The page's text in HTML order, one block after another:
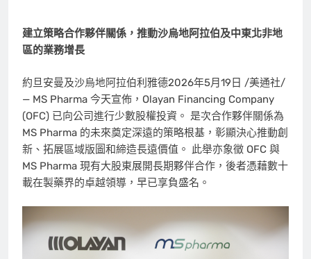
建立策略合作夥伴關係，推動沙烏地阿拉伯及中東北非地
區的業務增長
約旦安曼及沙烏地阿拉伯利雅德2026年5月19日 /美通社/
— MS Pharma 今天宣佈，Olayan Financing Company
(OFC) 已向公司進行少數股權投資。 是次合作夥伴關係為
MS Pharma 的未來奠定深遠的策略根基，彰顯決心推動創
新、拓展區域版圖和締造長遠價值。 此舉亦象徵 OFC 與
MS Pharma 現有大股東展開長期夥伴合作，後者憑藉數十
載在製藥界的卓越領導，早已享負盛名。